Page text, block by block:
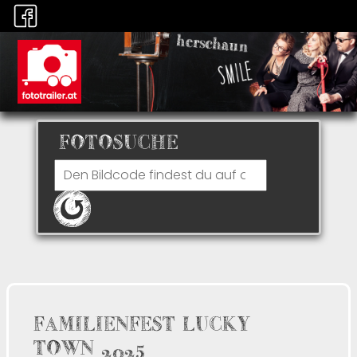
FOTOSUCHE
FAMILIENFEST LUCKY
TOWN 2025